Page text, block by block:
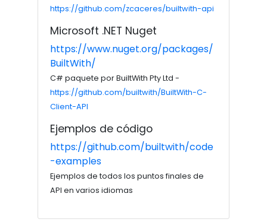
https://github.com/zcaceres/builtwith-api
Microsoft .NET Nuget
https://www.nuget.org/packages/
BuiltWith/
C# paquete por BuiltWith Pty Ltd -
https://github.com/builtwith/BuiltWith-C-
Client-API
Ejemplos de código
https://github.com/builtwith/code
-examples
Ejemplos de todos los puntos finales de
API en varios idiomas